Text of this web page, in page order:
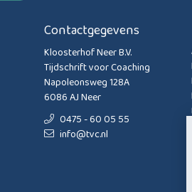
Contactgegevens
Kloosterhof Neer B.V.
Tijdschrift voor Coaching
Napoleonsweg 128A
6086 AJ Neer
0475 - 60 05 55
info@tvc.nl